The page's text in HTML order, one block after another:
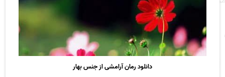
دانلود رمان آرامشی از جنس بهار